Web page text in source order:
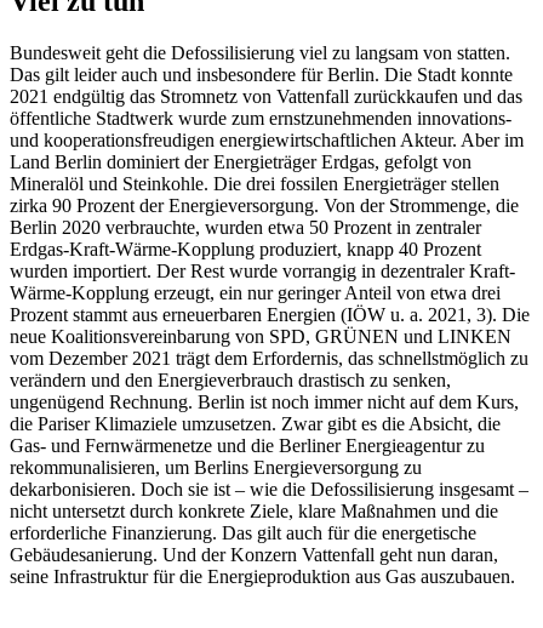
Bundesweit geht die Defossilisierung viel zu langsam von statten.
Das gilt leider auch und insbesondere für Berlin. Die Stadt konnte
2021 endgültig das Stromnetz von Vattenfall zurückkaufen und das
öffentliche Stadtwerk wurde zum ernstzunehmenden innovations-
und kooperationsfreudigen energiewirtschaftlichen Akteur. Aber im
Land Berlin dominiert der Energieträger Erdgas, gefolgt von
Mineralöl und Steinkohle. Die drei fossilen Energieträger stellen
zirka 90 Prozent der Energieversorgung. Von der Strommenge, die
Berlin 2020 verbrauchte, wurden etwa 50 Prozent in zentraler
Erdgas-Kraft-Wärme-Kopplung produziert, knapp 40 Prozent
wurden importiert. Der Rest wurde vorrangig in dezentraler Kraft-
Wärme-Kopplung erzeugt, ein nur geringer Anteil von etwa drei
Prozent stammt aus erneuerbaren Energien (IÖW u. a. 2021, 3). Die
neue Koalitionsvereinbarung von SPD, GRÜNEN und LINKEN
vom Dezember 2021 trägt dem Erfordernis, das schnellstmöglich zu
verändern und den Energieverbrauch drastisch zu senken,
ungenügend Rechnung. Berlin ist noch immer nicht auf dem Kurs,
die Pariser Klimaziele umzusetzen. Zwar gibt es die Absicht, die
Gas- und Fernwärmenetze und die Berliner Energieagentur zu
rekommunalisieren, um Berlins Energieversorgung zu
dekarbonisieren. Doch sie ist – wie die Defossilisierung insgesamt –
nicht untersetzt durch konkrete Ziele, klare Maßnahmen und die
erforderliche Finanzierung. Das gilt auch für die energetische
Gebäudesanierung. Und der Konzern Vattenfall geht nun daran,
seine Infrastruktur für die Energieproduktion aus Gas auszubauen.